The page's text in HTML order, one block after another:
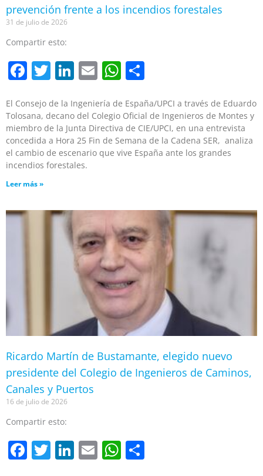
prevención frente a los incendios forestales
31 de julio de 2026
Compartir esto:
Facebook
Twitter
LinkedIn
EmailWhatsApp
El Consejo de la Ingeniería de España/UPCI a través de Eduardo
Tolosana, decano del Colegio Oficial de Ingenieros de Montes y
miembro de la Junta Directiva de CIE/UPCI, en una entrevista
concedida a Hora 25 Fin de Semana de la Cadena SER, analiza
el cambio de escenario que vive España ante los grandes
incendios forestales.
Leer más »
Ricardo Martín de Bustamante, elegido nuevo
presidente del Colegio de Ingenieros de Caminos,
Canales y Puertos
16 de julio de 2026
Compartir esto:
Facebook
Twitter
LinkedIn
EmailWhatsApp